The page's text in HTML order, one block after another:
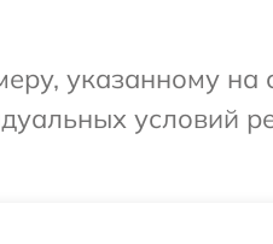
указанному на
условий